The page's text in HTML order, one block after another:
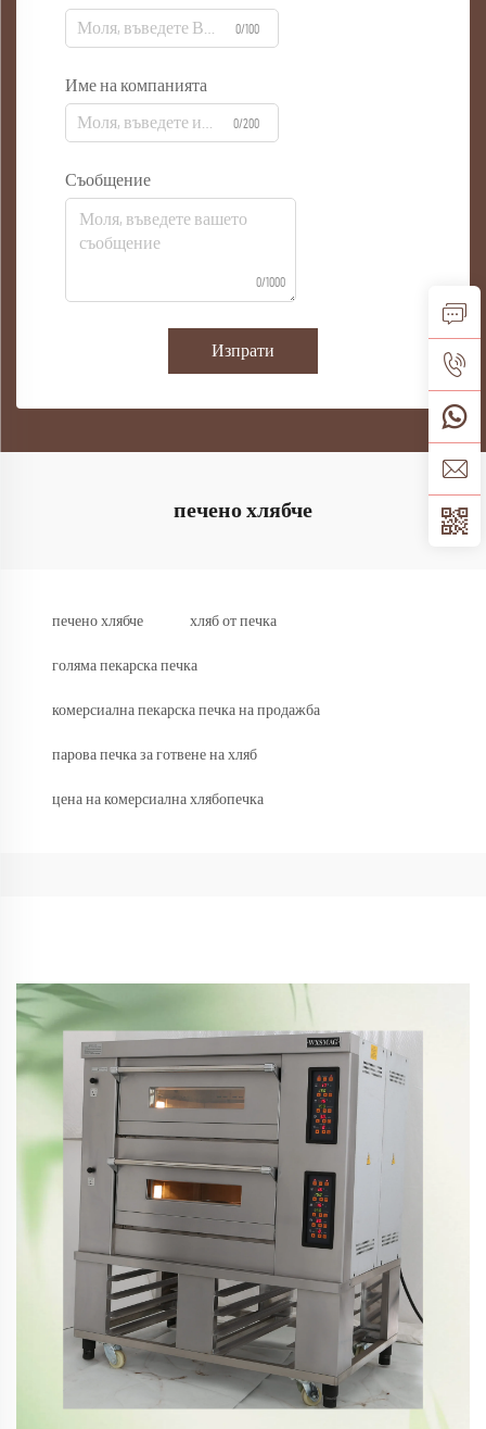
0/100
Име на компанията
0/200
Съобщение
0/1000
Изпрати
печено хлябче
печено хлябче хляб от печка
голяма пекарска печка
комерсиална пекарска печка на продажба
парова печка за готвене на хляб
цена на комерсиална хлябопечка